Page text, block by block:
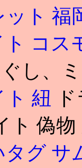
ット 福
ト コス
し、
紐
ト 偽
タグ サ